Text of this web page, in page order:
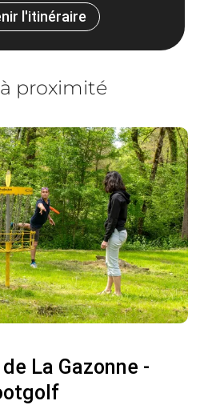
l'itinéraire
proximité
La Gazonne -